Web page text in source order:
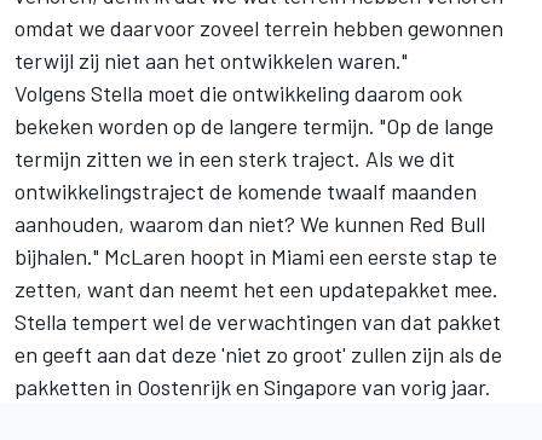
omdat we daarvoor zoveel terrein hebben gewonnen
terwijl zij niet aan het ontwikkelen waren."
Volgens Stella moet die ontwikkeling daarom ook
bekeken worden op de langere termijn. "Op de lange
termijn zitten we in een sterk traject. Als we dit
ontwikkelingstraject de komende twaalf maanden
aanhouden, waarom dan niet? We kunnen Red Bull
bijhalen." McLaren hoopt in Miami een eerste stap te
zetten, want dan neemt het een updatepakket mee.
Stella tempert wel de verwachtingen van dat pakket
en geeft aan dat deze 'niet zo groot' zullen zijn als de
pakketten in Oostenrijk en Singapore van vorig jaar.